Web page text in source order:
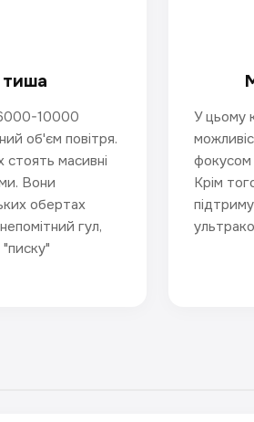
10000
об'єм повітря.
масивні
Вони
обертах
гул,
У цьому
фокусом
Крім